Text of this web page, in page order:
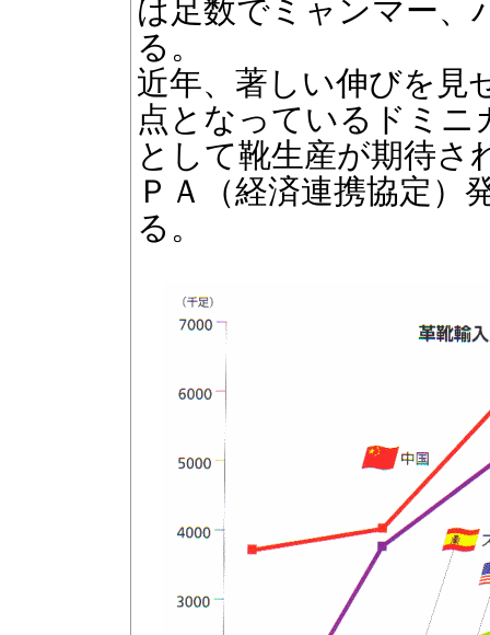
は足数でミャンマー、
る。
近年、著しい伸びを見
点となっているドミニ
として靴生産が期待
ＰＡ（経済連携協定）
る。